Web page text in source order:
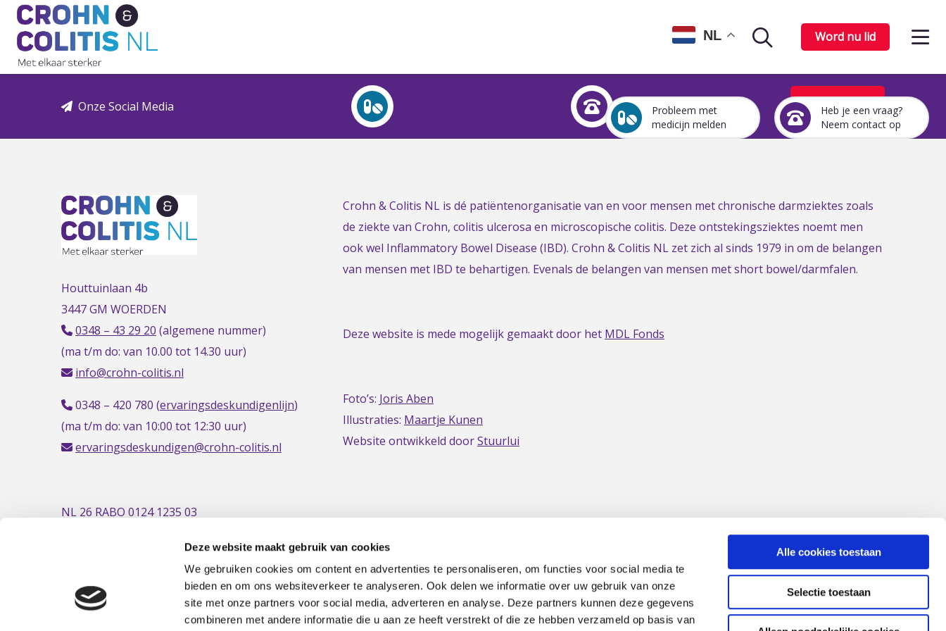
Deze website maakt gebruik van cookies
We gebruiken cookies om content en advertenties te personaliseren, om functies voor social media te
bieden en om ons websiteverkeer te analyseren. Ook delen we informatie over uw gebruik van onze
site met onze partners voor social media, adverteren en analyse. Deze partners kunnen deze gegevens
combineren met andere informatie die u aan ze heeft verstrekt of die ze hebben verzameld op basis van
Alle cookies toestaan
Selectie toestaan
Over Crohn en colitis (IBD)
Leven met
Voor professionals
Word nu lid
Zoekpagina
NL
Probleem met
medicijn melden
medicijn
Heb je een vraag?
Neem contact op
je
Onze Social Media Word nu lid
Link
homepage
Houttuinlaan 4b
3447 GM WOERDEN
0348 – 43 29 20 (algemene nummer)
(ma t/m do: van 10.00 tot 14.30 uur)
info@crohn-colitis.nl
0348 – 420 780 (ervaringsdeskundigenlijn)
(ma t/m do: van 10:00 tot 12:30 uur)
ervaringsdeskundigen@crohn-colitis.nl
NL 26 RABO 0124 1235 03
Crohn & Colitis NL is dé patiëntenorganisatie van en voor mensen met chronische darmziektes zoals
de ziekte van Crohn, colitis ulcerosa en microscopische colitis. Deze ontstekingsziektes noemt men
ook wel Inflammatory Bowel Disease (IBD). Crohn & Colitis NL zet zich al sinds 1979 in om de belangen
van mensen met IBD te behartigen. Evenals de belangen van mensen met short bowel/darmfalen.
Deze website is mede mogelijk gemaakt door het MDL Fonds
Foto’s: Joris Aben
Illustraties: Maartje Kunen
Website ontwikkeld doorStuurlui
Privacy|Disclaimer